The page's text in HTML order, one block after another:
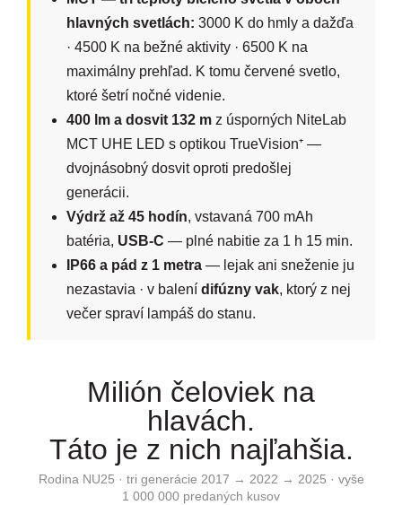
hlavných svetlách: 3000 K do hmly a dažďa
· 4500 K na bežné aktivity · 6500 K na
maximálny prehľad. K tomu červené svetlo,
ktoré šetrí nočné videnie.
400 lm a dosvit 132 m z úsporných NiteLab
MCT UHE LED s optikou TrueVision⁺ —
dvojnásobný dosvit oproti predošlej
generácii.
Výdrž až 45 hodín, vstavaná 700 mAh
batéria, USB-C — plné nabitie za 1 h 15 min.
IP66 a pád z 1 metra — lejak ani sneženie ju
nezastavia · v balení difúzny vak, ktorý z nej
večer spraví lampáš do stanu.
Milión čeloviek na
hlavách.
Táto je z nich najľahšia.
Rodina NU25 · tri generácie 2017 → 2022 → 2025 · vyše
1 000 000 predaných kusov